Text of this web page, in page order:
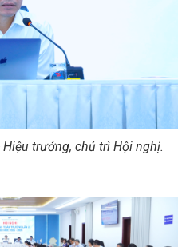
Hiệu trưởng, chủ trì Hội nghị.